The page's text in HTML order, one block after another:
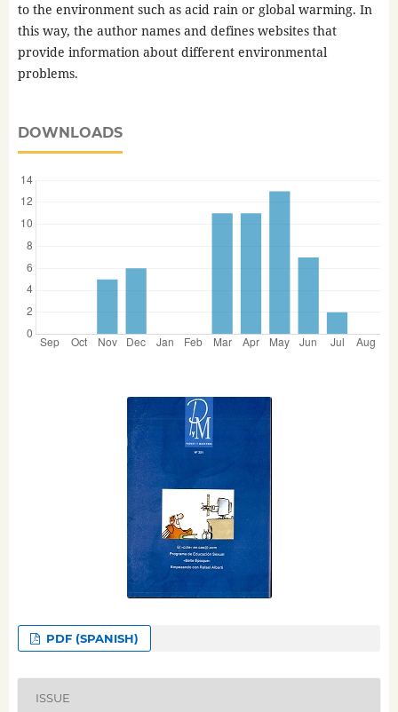
to the environment such as acid rain or global warming. In
this way, the author names and defines websites that
provide information about different environmental
problems.
DOWNLOADS
PDF (SPANISH)
ISSUE